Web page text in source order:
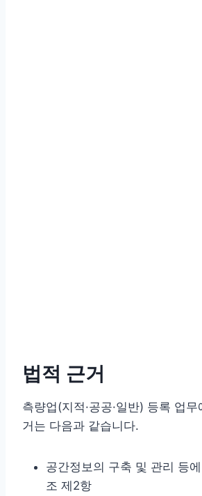
법적 근거
측량업(지적·공공·일반) 등록 업
거는 다음과 같습니다.
공간정보의 구축 및 관리 등
조 제2항